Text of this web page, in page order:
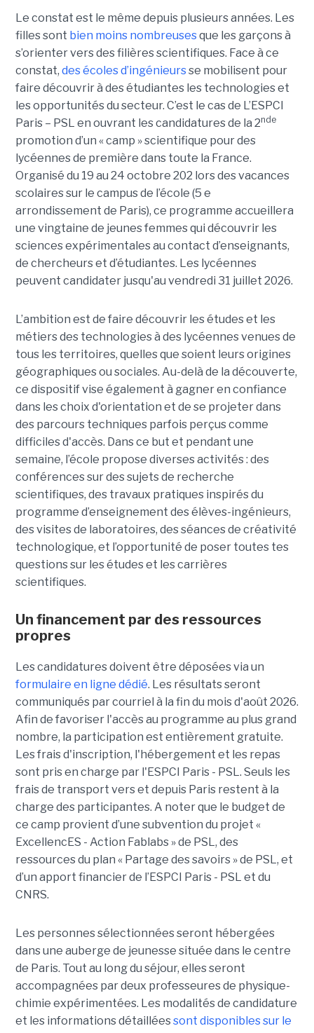
Le constat est le même depuis plusieurs années. Les
filles sont bien moins nombreusesque les garçons à
s’orienter vers des filières scientifiques. Face à ce
constat, des écoles d’ingénieursse mobilisent pour
faire découvrir à des étudiantes les technologies et
les opportunités du secteur. C’est le cas de L’ESPCI
Paris – PSL en ouvrant les candidatures de la 2nde
promotion d’un « camp » scientifique pour des
lycéennes de première dans toute la France.
Organisé du 19 au 24 octobre 202 lors des vacances
scolaires sur le campus de l’école (5 e
arrondissement de Paris), ce programme accueillera
une vingtaine de jeunes femmes qui découvrir les
sciences expérimentales au contact d’enseignants,
de chercheurs et d’étudiantes. Les lycéennes
peuvent candidater jusqu'au vendredi 31 juillet 2026.
L’ambition est de faire découvrir les études et les
métiers des technologies à des lycéennes venues de
tous les territoires, quelles que soient leurs origines
géographiques ou sociales. Au-delà de la découverte,
ce dispositif vise également à gagner en confiance
dans les choix d'orientation et de se projeter dans
des parcours techniques parfois perçus comme
difficiles d'accès. Dans ce but et pendant une
semaine, l’école propose diverses activités : des
conférences sur des sujets de recherche
scientifiques, des travaux pratiques inspirés du
programme d’enseignement des élèves-ingénieurs,
des visites de laboratoires, des séances de créativité
technologique, et l’opportunité de poser toutes tes
questions sur les études et les carrières
scientifiques.
Un financement par des ressources
propres
Les candidatures doivent être déposées via un
formulaire en ligne dédié. Les résultats seront
communiqués par courriel à la fin du mois d'août 2026.
Afin de favoriser l'accès au programme au plus grand
nombre, la participation est entièrement gratuite.
Les frais d'inscription, l'hébergement et les repas
sont pris en charge par l'ESPCI Paris - PSL. Seuls les
frais de transport vers et depuis Paris restent à la
charge des participantes. A noter que le budget de
ce camp provient d’une subvention du projet «
ExcellencES - Action Fablabs » de PSL, des
ressources du plan « Partage des savoirs » de PSL, et
d’un apport financier de l’ESPCI Paris - PSL et du
CNRS.
Les personnes sélectionnées seront hébergées
dans une auberge de jeunesse située dans le centre
de Paris. Tout au long du séjour, elles seront
accompagnées par deux professeures de physique-
chimie expérimentées. Les modalités de candidature
et les informations détailléessont disponibles sur le